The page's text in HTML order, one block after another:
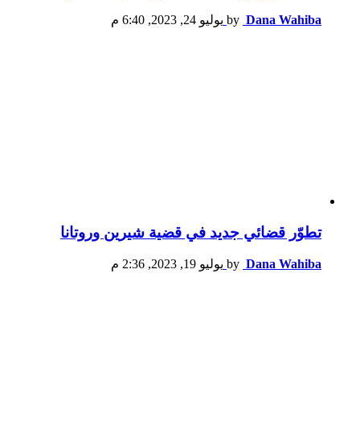
by Dana Wahiba يوليو 24, 2023, 6:40 م
تطوّر قضائي جديد في قضية شيرين وروتانا
by Dana Wahiba يوليو 19, 2023, 2:36 م